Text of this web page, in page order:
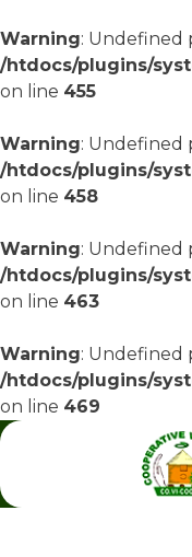
Warning: Undefined
/htdocs/plugins/
on line 455
Warning: Undefined
/htdocs/plugins/
on line 458
Warning: Undefined
/htdocs/plugins/
on line 463
Warning: Undefined
/htdocs/plugins/
on line 469